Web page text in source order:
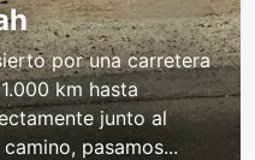
por una carretera
km hasta
junto al
pasamos...